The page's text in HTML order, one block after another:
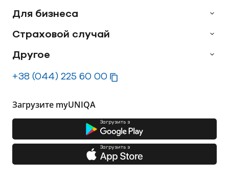
Для бизнеса
Страховой случай
Другое
+38 (044) 225 60 00
Загрузите myUNIQA
Загрузить з
Загрузить з